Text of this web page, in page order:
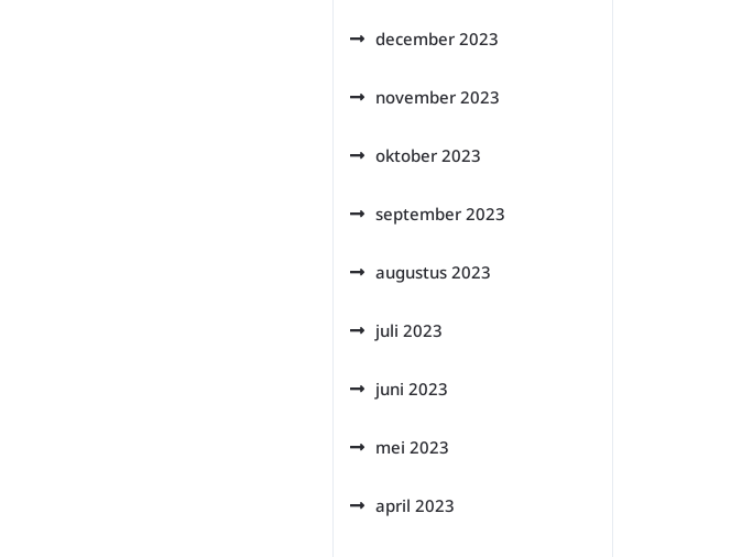
december 2023
november 2023
oktober 2023
september 2023
augustus 2023
juli 2023
juni 2023
mei 2023
april 2023